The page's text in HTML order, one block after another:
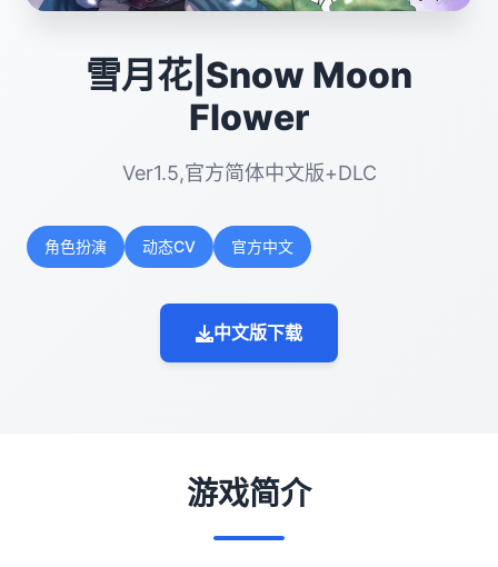
雪月花|Snow Moon
Flower
Ver1.5,官方简体中文版+DLC
角色扮演 动态CV 官方中文
中文版下载
游戏简介